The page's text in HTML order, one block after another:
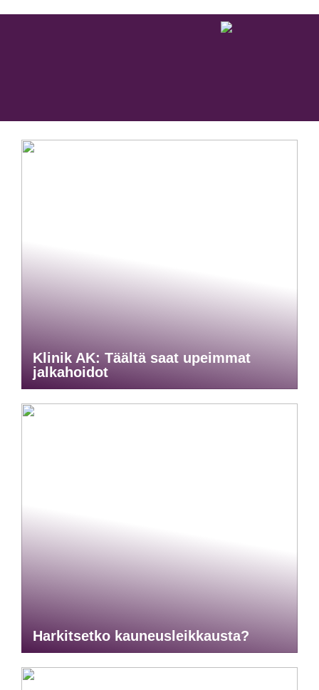
Klinik AK: Täältä saat upeimmat
jalkahoidot
Harkitsetko kauneusleikkausta?